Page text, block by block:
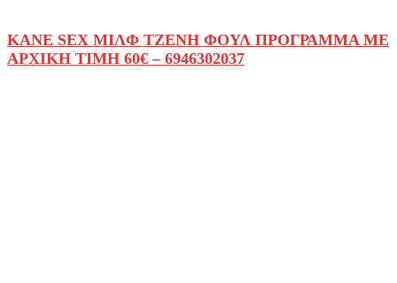
KANE SEX ΜΙΛΦ ΤΖΕΝΗ ΦΟΥΛ ΠΡΟΓΡΑΜΜΑ ΜΕ
ΑΡΧΙΚΗ ΤΙΜΗ 60€ – 6946302037